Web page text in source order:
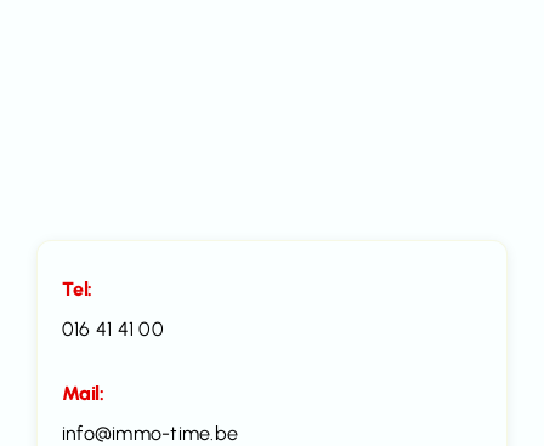
Tel:
016 41 41 00
Mail:
info@immo-time.be